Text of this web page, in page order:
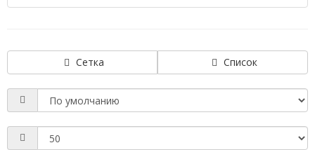
Сетка Список